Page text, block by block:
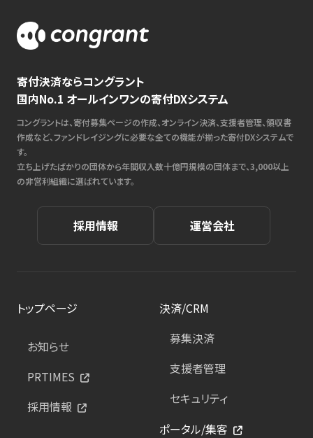
寄付決済ならコングラント
国内No.1 オールインワンの寄付DXシステム
コングラントは、寄付募集ページの作成、オンライン決済、支援者管理、領収書
作成など、ファンドレイジングに必要な全ての機能が揃った寄付DXシステムで
す。
立ち上げたばかりの団体から年間収入数十億円規模の団体まで、3,000以上
の非営利組織に選ばれています。
採用情報 運営会社
トップページ
お知らせ
PRTIMES
採用情報
決済/CRM
募集決済
支援者管理
セキュリティ
ポータル/集客